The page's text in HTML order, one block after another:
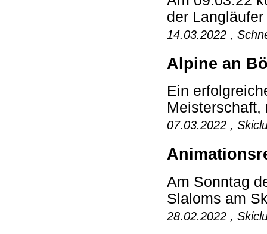
der
14.03.2022 ,
Alpine an
Ein
Meisterschaft,
07.03.2022 ,
Am Sonntag
Slaloms am
28.02.2022 ,